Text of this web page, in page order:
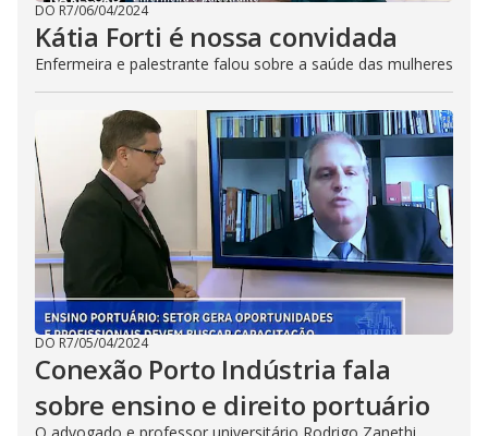
DO R7/06/04/2024
Kátia Forti é nossa convidada
Enfermeira e palestrante falou sobre a saúde das mulheres
DO R7/05/04/2024
Conexão Porto Indústria fala
sobre ensino e direito portuário